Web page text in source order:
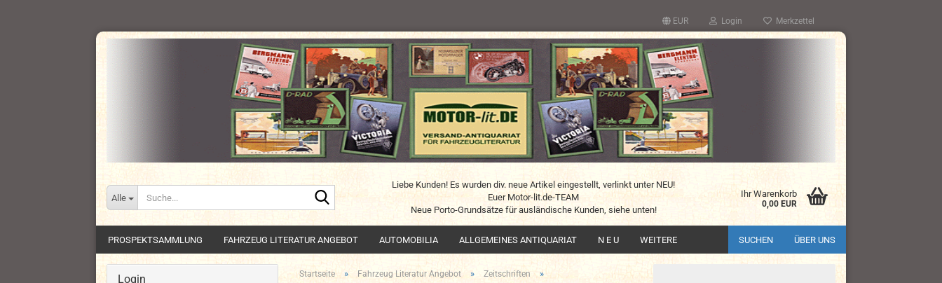
EUR Login Merkzettel
Alle
Suche...
Liebe Kunden! Es wurden div. neue Artikel eingestellt, verlinkt unter NEU!
Euer Motor-lit.de-TEAM
Neue Porto-Grundsätze für ausländische Kunden, siehe unten!
Ihr Warenkorb
0,00 EUR
PROSPEKTSAMMLUNG FAHRZEUG LITERATUR ANGEBOT AUTOMOBILIA ALLGEMEINES ANTIQUARIAT N E U SUCHEN ÜBER UNS
WEITERE
Startseite » Fahrzeug Literatur Angebot » Zeitschriften »
Login